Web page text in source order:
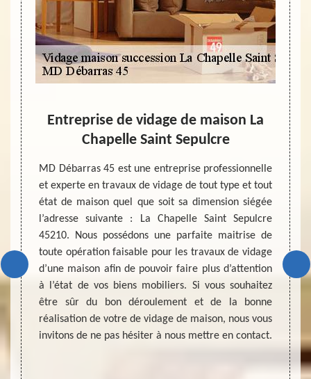
le
se
45,
Ce
qui
et
Saint
en
telle
Entreprise de vidage de maison La
Chapelle Saint Sepulcre
MD Débarras 45 est une entreprise professionnelle
et experte en travaux de vidage de tout type et tout
état de maison quel que soit sa dimension siégée
l’adresse suivante : La Chapelle Saint Sepulcre
45210. Nous possédons une parfaite maitrise de
toute opération faisable pour les travaux de vidage
d’une maison afin de pouvoir faire plus d’attention
à l’état de vos biens mobiliers. Si vous souhaitez
être sûr du bon déroulement et de la bonne
réalisation de votre de vidage de maison, nous vous
invitons de ne pas hésiter à nous mettre en contact.
La
seule
une
le
très